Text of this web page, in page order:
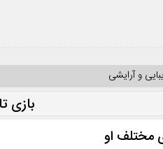
و آرایشی
بازی
مختلف او